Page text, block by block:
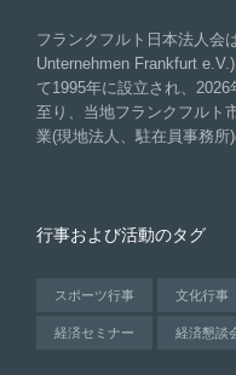
フランクフルト日本法人会
Unternehmen Frankfurt
て1995年に設立され、
至り、当地フランクフルト
業(現地法人、駐在員事務所
行事および活動のタグ
スポーツ行事 文化行事
経済セミナー 経済懇談